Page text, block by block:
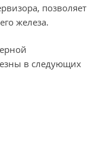
позволяет
железа.
в следующих